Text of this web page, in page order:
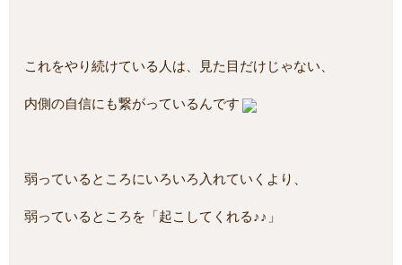
これをやり続けている人は、見た目だけじゃない、
内側の自信にも繋がっているんです
弱っているところにいろいろ入れていくより、
弱っているところを「起こしてくれる♪♪」